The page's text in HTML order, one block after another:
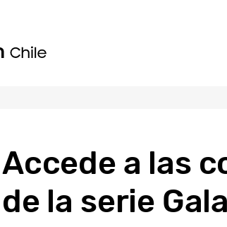
Accede a las
de la serie